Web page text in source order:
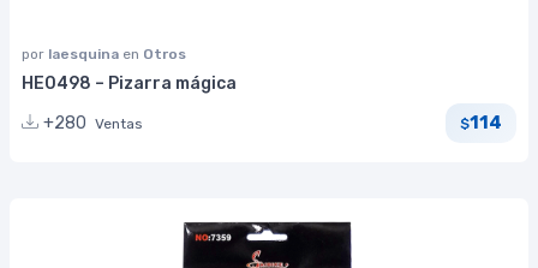
por laesquina en Otros
HE0498 – Pizarra mágica
+280 Ventas $114